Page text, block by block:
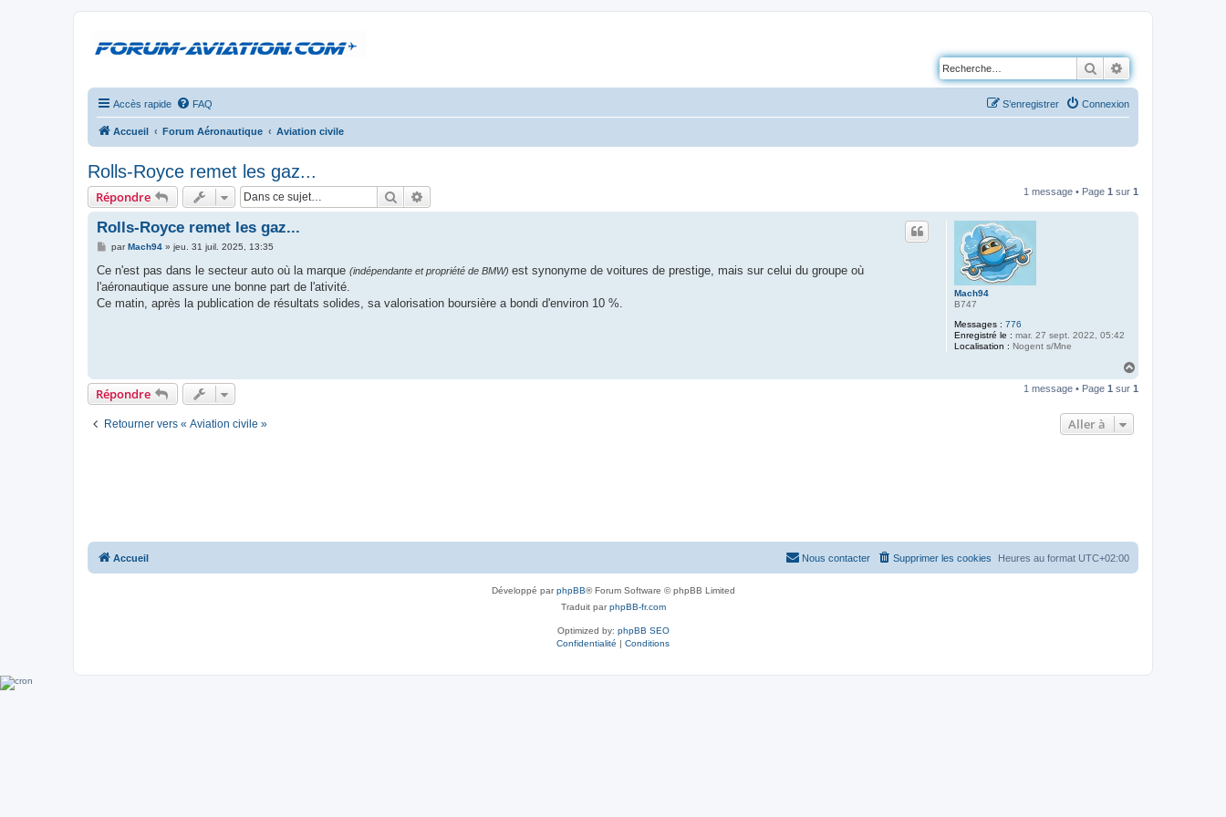
Rechercher
Accès rapide FAQ Connexion
S’enregistrer
Accueil Forum Aéronautique Aviation civile
Rolls-Royce remet les gaz...
Répondre Rechercher 1 message • Page 1 sur 1
Mach94
B747
Messages : 776
Enregistré le : mar. 27 sept. 2022, 05:42
Localisation : Nogent s/Mne
Rolls-Royce remet les gaz...
M
s
a
g
parMach94» jeu. 31 juil. 2025, 13:35
Ce n'est pas dans le secteur auto où la marque (indépendante et propriété de BMW) est synonyme de voitures de prestige, mais sur celui du groupe où
l'aéronautique assure une bonne part de l'ativité.
Ce matin, après la publication de résultats solides, sa valorisation boursière a bondi d'environ 10 %.
u
Répondre 1 message • Page 1 sur 1
Retourner vers « Aviation civile » Aller à
Accueil Heures au format UTC+02:00
Supprimer les cookies
Nous contacter
Développé parphpBB® Forum Software © phpBB Limited
Traduit parphpBB-fr.com
Optimized by: phpBB SEO
Confidentialité | Conditions